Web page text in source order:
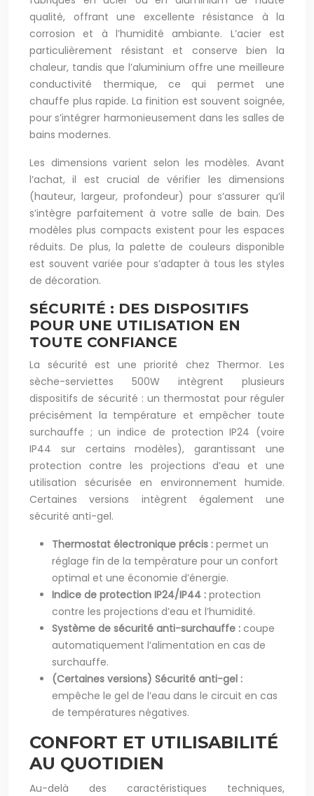
qualité, offrant une excellente résistance à la
corrosion et à l’humidité ambiante. L’acier est
particulièrement résistant et conserve bien la
chaleur, tandis que l’aluminium offre une meilleure
conductivité thermique, ce qui permet une
chauffe plus rapide. La finition est souvent soignée,
pour s’intégrer harmonieusement dans les salles de
bains modernes.
Les dimensions varient selon les modèles. Avant
l’achat, il est crucial de vérifier les dimensions
(hauteur, largeur, profondeur) pour s’assurer qu’il
s’intègre parfaitement à votre salle de bain. Des
modèles plus compacts existent pour les espaces
réduits. De plus, la palette de couleurs disponible
est souvent variée pour s’adapter à tous les styles
de décoration.
SÉCURITÉ : DES DISPOSITIFS
POUR UNE UTILISATION EN
TOUTE CONFIANCE
La sécurité est une priorité chez Thermor. Les
sèche-serviettes 500W intègrent plusieurs
dispositifs de sécurité : un thermostat pour réguler
précisément la température et empêcher toute
surchauffe ; un indice de protection IP24 (voire
IP44 sur certains modèles), garantissant une
protection contre les projections d’eau et une
utilisation sécurisée en environnement humide.
Certaines versions intègrent également une
sécurité anti-gel.
Thermostat électronique précis : permet un
réglage fin de la température pour un confort
optimal et une économie d’énergie.
Indice de protection IP24/IP44 : protection
contre les projections d’eau et l’humidité.
Système de sécurité anti-surchauffe : coupe
automatiquement l’alimentation en cas de
surchauffe.
(Certaines versions) Sécurité anti-gel :
empêche le gel de l’eau dans le circuit en cas
de températures négatives.
CONFORT ET UTILISABILITÉ
AU QUOTIDIEN
Au-delà des caractéristiques techniques,